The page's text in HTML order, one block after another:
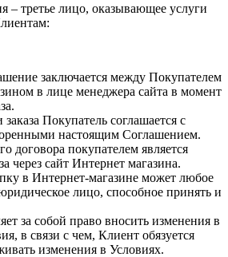
– третье лицо, оказывающее услуги
заключается между Покупателем
в лице менеджера сайта в момент
Покупатель соглашается с
настоящим Соглашением.
договора покупателем является
через сайт Интернет магазина.
в Интернет-магазине может любое
лицо, способное принять и
за собой право вносить изменения в
в связи с чем, Клиент обязуется
изменения в Условиях.